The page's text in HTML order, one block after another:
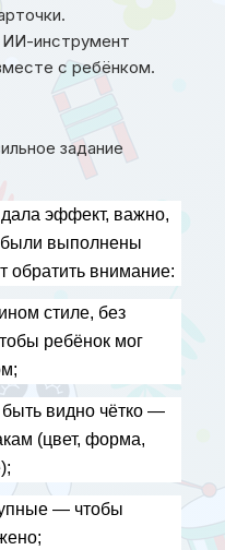
ИИ-инструмент
с ребёнком.
задание
эффект, важно,
были выполнены
обратить внимание:
стиле, без
ребёнок мог
видно чётко —
(цвет, форма,
— чтобы